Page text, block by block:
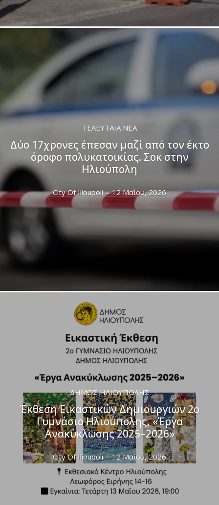
ΤΕΛΕΥΤΑΊΑ ΝΈΑ
Δύο 17χρονες έπεσαν μαζί από τον έκτο
όροφο πολυκατοικίας. Σοκ στην
Ηλιούπολη
City Of Ilioupoli - 12 Μαΐου, 2026
ΔΉΜΟΣ ΗΛΙΟΎΠΟΛΗΣ
Έκθεση Εικαστικών Δημιουργιών 2ο
Γυμνάσιο Ηλιούπολης, «Έργα
Ανακύκλωσης 2025–2026»
City Of Ilioupoli - 12 Μαΐου, 2026